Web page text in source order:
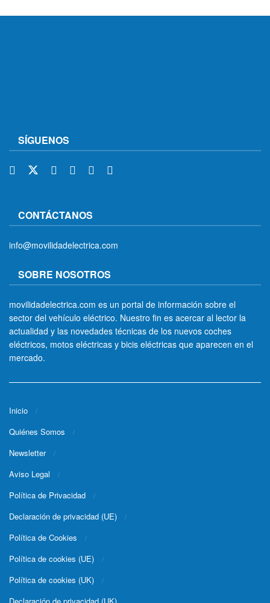
SÍGUENOS
CONTÁCTANOS
info@movilidadelectrica.com
SOBRE NOSOTROS
movilidadelectrica.com es un portal de información sobre el
sector del vehículo eléctrico. Nuestro fin es acercar al lector la
actualidad y las novedades técnicas de los nuevos coches
eléctricos, motos eléctricas y bicis eléctricas que aparecen en el
mercado.
Inicio
Quiénes Somos
Newsletter
Aviso Legal
Política de Privacidad
Declaración de privacidad (UE)
Política de Cookies
Política de cookies (UE)
Política de cookies (UK)